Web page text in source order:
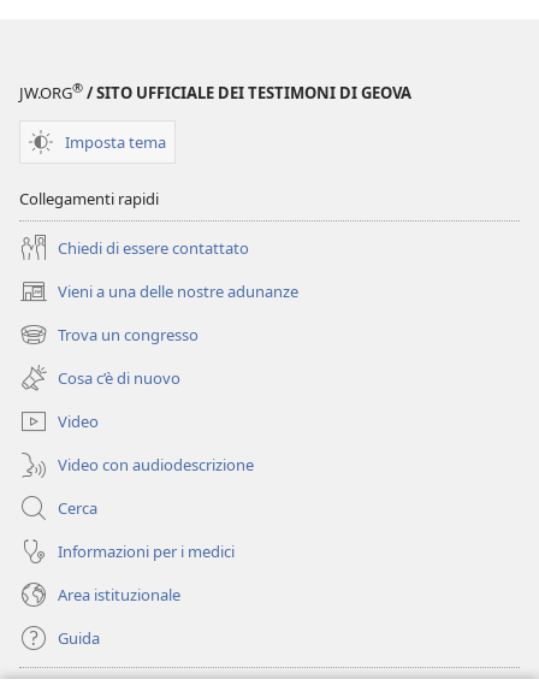
JW.ORG® / SITO UFFICIALE DEI TESTIMONI DI GEOVA
Imposta tema
Collegamenti rapidi
Chiedi di essere contattato
Vieni a una delle nostre adunanze
(apre
una
nuova
finestra)
Trova un congresso
(apre
una
nuova
finestra)
Cosa c’è di nuovo
Video
Video con audiodescrizione
Cerca
Informazioni per i medici
Area istituzionale
Guida